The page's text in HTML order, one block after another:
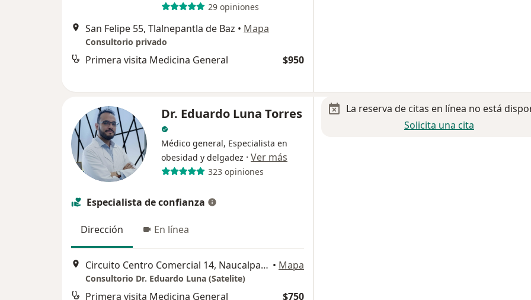
29 opiniones
San Felipe 55, Tlalnepantla de Baz • Mapa
Consultorio privado
Primera visita Medicina General $950
Dr. Eduardo Luna Torres
Médico general, Especialista en
obesidad y delgadez · Ver más
323 opiniones
Especialista de confianza
Dirección En línea
Circuito Centro Comercial 14, Naucalpan de Juárez • Mapa
Consultorio Dr. Eduardo Luna (Satelite)
Primera visita Medicina General $750
La reserva de citas en línea no está
Solicita una cita